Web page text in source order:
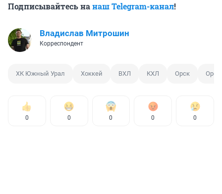
Подписывайтесь нанаш Telegram-канал!
Владислав Митрошин
Корреспондент
ХК Южный Урал Хоккей ВХЛ КХЛ Орск
0 0 0 0 0